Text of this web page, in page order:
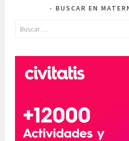
BUSCAR EN
Buscar: